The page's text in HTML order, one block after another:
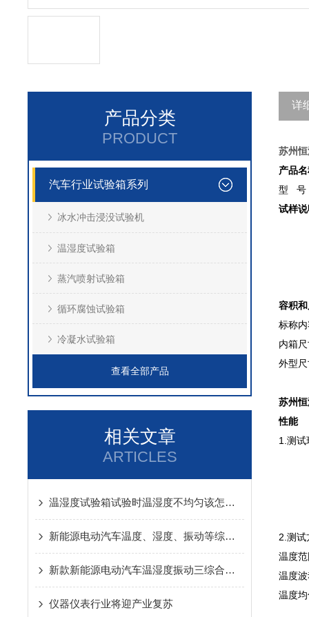
产品分类
PRODUCT
汽车行业试验箱系列
冰水冲击浸没试验机
温湿度试验箱
蒸汽喷射试验箱
循环腐蚀试验箱
冷凝水试验箱
查看全部产品
相关文章
ARTICLES
温湿度试验箱试验时温湿度不均匀该怎么办呢？
新能源电动汽车温度、湿度、振动等综合环境试验系统新款上市
新款新能源电动汽车温湿度振动三综合试验系统上市
仪器仪表行业将迎产业复苏
详
苏州
产品
型 号
试样
容积
标称
内箱
外型
苏州
性能
1.测试
2.测试
温度
温度
温度